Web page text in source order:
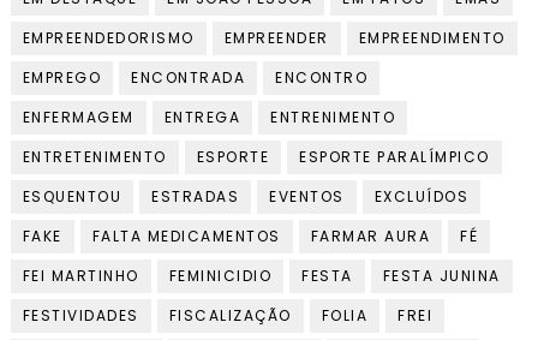
EMPREENDEDORISMO
EMPREENDER
EMPREENDIMENTO
EMPREGO
ENCONTRADA
ENCONTRO
ENFERMAGEM
ENTREGA
ENTRENIMENTO
ENTRETENIMENTO
ESPORTE
ESPORTE PARALÍMPICO
ESQUENTOU
ESTRADAS EVENTOS
EXCLUÍDOS
FAKE
FALTA MEDICAMENTOS FARMAR AURA
FÉ
FEI MARTINHO
FEMINICIDIO FESTA
FESTA JUNINA
FESTIVIDADES
FISCALIZAÇÃO FOLIA
FREI